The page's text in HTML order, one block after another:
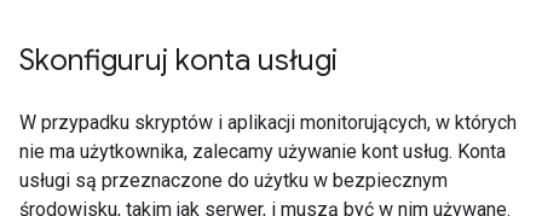
Skonfiguruj konta usługi
W przypadku skryptów i aplikacji monitorujących, w których
nie ma użytkownika, zalecamy używanie kont usług. Konta
usługi są przeznaczone do użytku w bezpiecznym
środowisku, takim jak serwer, i muszą być w nim używane.